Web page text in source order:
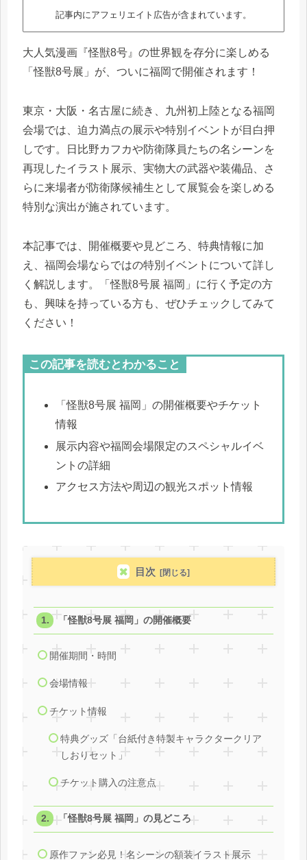
記事内にアフェリエイト広告が含まれています。
大人気漫画『怪獣8号』の世界観を存分に楽しめる
「怪獣8号展」が、ついに福岡で開催されます！
東京・大阪・名古屋に続き、九州初上陸となる福岡
会場では、迫力満点の展示や特別イベントが目白押
しです。日比野カフカや防衛隊員たちの名シーンを
再現したイラスト展示、実物大の武器や装備品、さ
らに来場者が防衛隊候補生として展覧会を楽しめる
特別な演出が施されています。
本記事では、開催概要や見どころ、特典情報に加
え、福岡会場ならではの特別イベントについて詳し
く解説します。「怪獣8号展 福岡」に行く予定の方
も、興味を持っている方も、ぜひチェックしてみて
ください！
この記事を読むとわかること
「怪獣8号展 福岡」の開催概要やチケット
情報
展示内容や福岡会場限定のスペシャルイベ
ントの詳細
アクセス方法や周辺の観光スポット情報
目次
「怪獣8号展 福岡」の開催概要
開催期間・時間
会場情報
チケット情報
特典グッズ「台紙付き特製キャラクタークリア
しおりセット」
チケット購入の注意点
「怪獣8号展 福岡」の見どころ
原作ファン必見！名シーンの額装イラスト展示